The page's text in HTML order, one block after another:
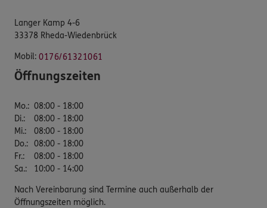
Langer Kamp 4-6
33378 Rheda-Wiedenbrück
Mobil: 0176/61321061
Öffnungszeiten
Mo.: 08:00 - 18:00
Di.:
08:00 - 18:00
Mi.:
08:00 - 18:00
Do.: 08:00 - 18:00
Fr.:
08:00 - 18:00
Sa.: 10:00 - 14:00
Nach Vereinbarung sind Termine auch außerhalb der
Öffnungszeiten möglich.